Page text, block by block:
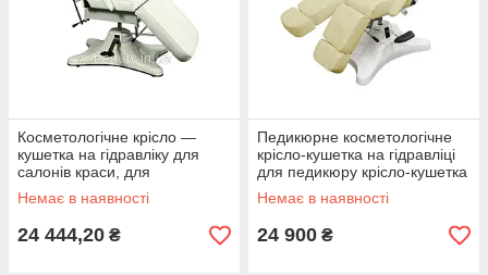
Косметологічне крісло —
кушетка на гідравліку для
салонів краси, для
косметології, для депіляції
ZD-823
Немає в наявності
24 444,20 ₴
Педикюрне косметологічне
крісло-кушетка на гідравліці
для педикюру крісло-кушетка
педикюрна DM-234D
Немає в наявності
24 900 ₴